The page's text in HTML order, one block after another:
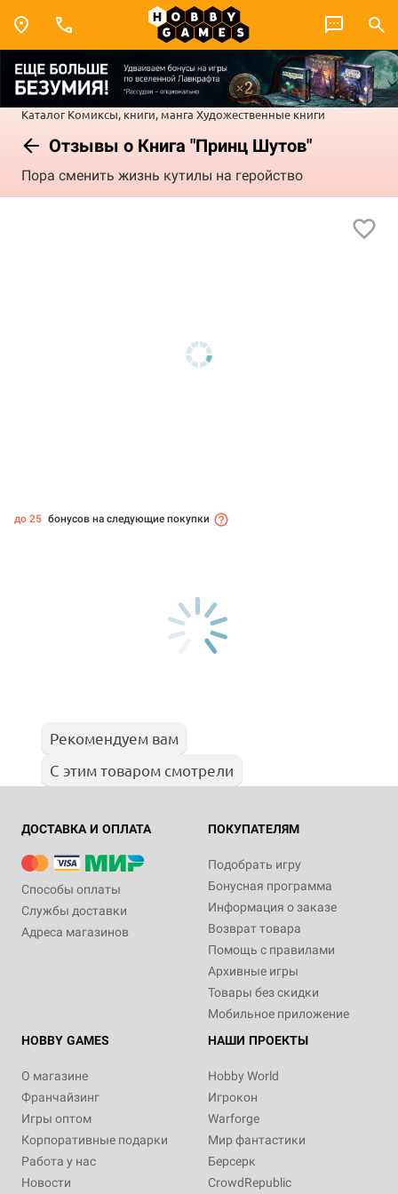
Каталог Комиксы, книги, манга Художественные книги
Отзывы о Книга "Принц Шутов"
Пора сменить жизнь кутилы на геройство
до 25 бонусов на следующие покупки
Рекомендуем вам
С этим товаром смотрели
ДОСТАВКА И ОПЛАТА
Способы оплаты
Службы доставки
Адреса магазинов
ПОКУПАТЕЛЯМ
Подобрать игру
Бонусная программа
Информация о заказе
Возврат товара
Помощь с правилами
Архивные игры
Товары без скидки
Мобильное приложение
HOBBY GAMES
О магазине
Франчайзинг
Игры оптом
Корпоративные подарки
Работа у нас
Новости
НАШИ ПРОЕКТЫ
Hobby World
Игрокон
Warforge
Мир фантастики
Берсерк
CrowdRepublic